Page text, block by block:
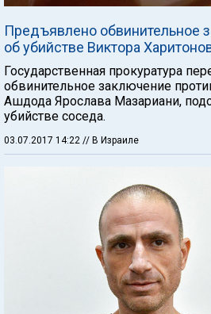
Предъявлено обвинительное
об убийстве Виктора
Государственная прокуратура
обвинительное заключение
Ашдода Ярослава Мазариани,
убийстве соседа.
03.07.2017 14:22 // В Израиле